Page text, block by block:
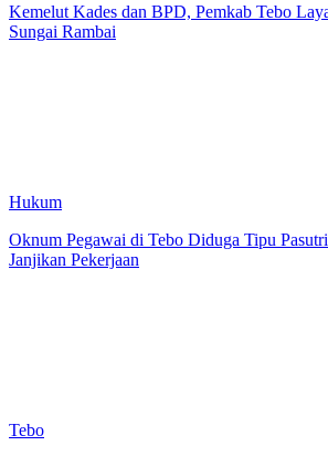
Kemelut Kades dan BPD, Pemkab Tebo
Sungai Rambai
Hukum
Oknum Pegawai di Tebo Diduga Tipu
Janjikan Pekerjaan
Tebo